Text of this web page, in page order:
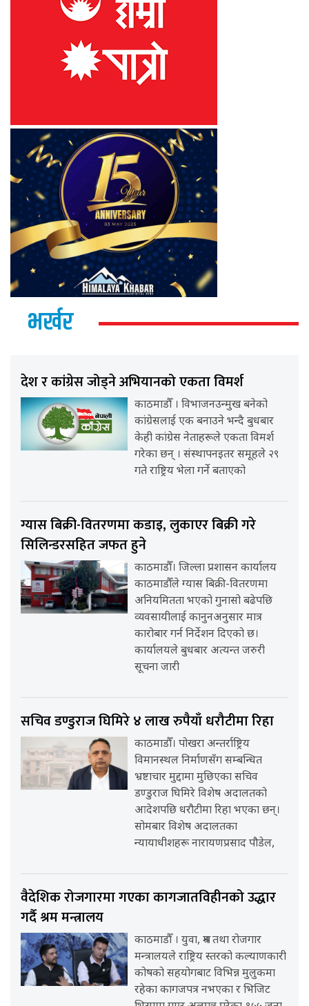
भर्खर
देश र कांग्रेस जोड्ने अभियानको एकता विमर्श
काठमाडौँ । विभाजनउन्मुख बनेको
कांग्रेसलाई एक बनाउने भन्दै बुधबार
केही कांग्रेस नेताहरूले एकता विमर्श
गरेका छन् । संस्थापनइतर समूहले २९
गते राष्ट्रिय भेला गर्ने बताएको
ग्यास बिक्री-वितरणमा कडाइ, लुकाएर बिक्री गरे
सिलिन्डरसहित जफत हुने
काठमाडौँ। जिल्ला प्रशासन कार्यालय
काठमाडौँले ग्यास बिक्री-वितरणमा
अनियमितता भएको गुनासो बढेपछि
व्यवसायीलाई कानुनअनुसार मात्र
कारोबार गर्न निर्देशन दिएको छ।
कार्यालयले बुधबार अत्यन्त जरुरी
सूचना जारी
सचिव डण्डुराज घिमिरे ४ लाख रुपैयाँ धरौटीमा रिहा
काठमाडौँ। पोखरा अन्तर्राष्ट्रिय
विमानस्थल निर्माणसँग सम्बन्धित
भ्रष्टाचार मुद्दामा मुछिएका सचिव
डण्डुराज घिमिरे विशेष अदालतको
आदेशपछि धरौटीमा रिहा भएका छन्।
सोमबार विशेष अदालतका
न्यायाधीशहरू नारायणप्रसाद पौडेल,
वैदेशिक रोजगारमा गएका कागजातविहीनको उद्धार
गर्दै श्रम मन्त्रालय
काठमाडौँ । युवा, श्रम तथा रोजगार
मन्त्रालयले राष्ट्रिय स्तरको कल्याणकारी
कोषको सहयोगबाट विभिन्न मुलुकमा
रहेका कागजपत्र नभएका र भिजिट